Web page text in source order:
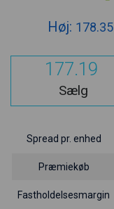
Høj: 178.35
177.19
Sælg
Spread pr. enhed
Præmiekøb
Fastholdelsesmargin